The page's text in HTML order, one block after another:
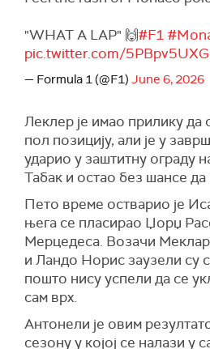
"WHAT A LAP" 🙌#F1
pic.twitter.com/
— Formula 1 (@F1) June 6, 2026
Леклер је имао прилику да
пол позицију, али је у
ударио у заштитну ограду
Табак и остао без шансе да
Пето време остварио је
њега се пласирао Џорџ
Мерцедеса. Возачи
и Ландо Норис заузели су
пошто нису успели да се
сам врх.
Антонели је овим
сезону у којој се налази у